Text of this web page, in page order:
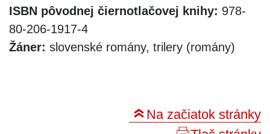
ISBN pôvodnej čiernotlačovej knihy: 978-
80-206-1917-4
Žáner: slovenské romány, trilery (romány)
Na začiatok stránky